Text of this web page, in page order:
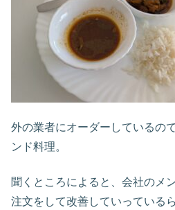
外の業者にオーダーしているの
ンド料理。
聞くところによると、会社のメ
注文をして改善していっているら